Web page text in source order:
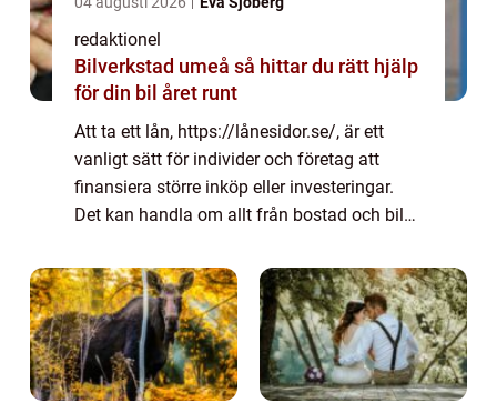
redaktionel
Bilverkstad umeå så hittar du rätt hjälp
för din bil året runt
Att ta ett lån, https://lånesidor.se/, är ett
vanligt sätt för individer och företag att
finansiera större inköp eller investeringar.
Det kan handla om allt från bostad och bil